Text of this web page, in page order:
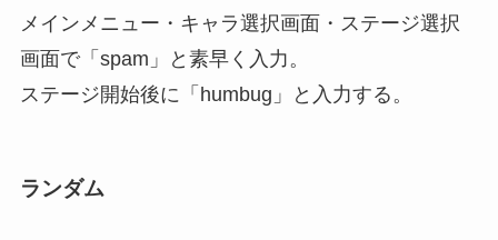
メインメニュー・キャラ選択画面・ステージ選択
画面で「spam」と素早く入力。
ステージ開始後に「humbug」と入力する。
ランダム